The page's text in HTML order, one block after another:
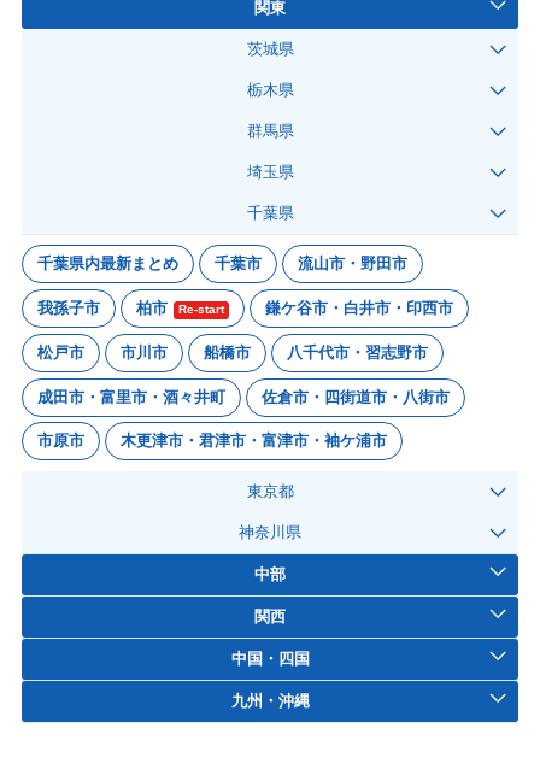
関東
茨城県
栃木県
群馬県
埼玉県
千葉県
千葉県内最新まとめ 千葉市 流山市・野田市
我孫子市 柏市 Re-start 鎌ケ谷市・白井市・印西市
松戸市 市川市 船橋市 八千代市・習志野市
成田市・富里市・酒々井町 佐倉市・四街道市・八街市
市原市 木更津市・君津市・富津市・袖ケ浦市
東京都
神奈川県
中部
関西
中国・四国
九州・沖縄